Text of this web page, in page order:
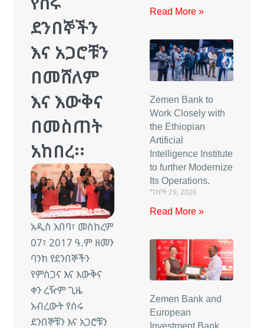
ደንበኞችን
እና አጋሮቹን
በመሸለም
እና እውቅና
በመስጠት
አከበረ፡፡
አዲስ አበባ፣ መስከረም
07፣ 2017 ዓ.ም ዘመን
ባንክ የደንበኞችን
የምስጋና እና እውቅና
ቀን ረዥም ጊዜ
አብረውት የሰሩ
ደንበኞቹን እና አጋሮቹን
Read More »
Zemen Bank to
Work Closely with
the Ethiopian
Artificial
Intelligence Institute
to further Modernize
Its Operations.
ግንቦት 29, 2026
Read More »
Zemen Bank and
European